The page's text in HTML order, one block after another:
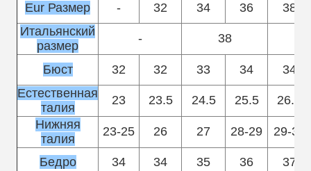
Eur Размер - 32 34 36
38
Итальянский
размер
- 38
Бюст 32 32 33 34
34
Естественная
талия
23 23.5 24.5 25.5
26.5
Нижняя
талия
23-25 26 27 28-29 29-30
Бедро 34 34 35 36 37